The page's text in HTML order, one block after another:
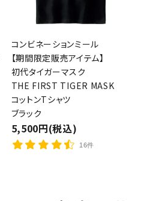
コンビネーションミール
【期間限定販売アイテム】
初代タイガーマスク
THE FIRST TIGER MASK
コットンTシャツ
ブラック
5,500円(税込)
16件